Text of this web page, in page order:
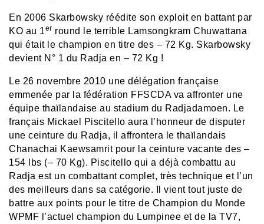
En 2006 Skarbowsky réédite son exploit en battant par
KO au 1er round le terrible Lamsongkram Chuwattana
qui était le champion en titre des – 72 Kg. Skarbowsky
devient N° 1 du Radja en – 72 Kg !
Le 26 novembre 2010 une délégation française
emmenée par la fédération FFSCDA va affronter une
équipe thaïlandaise au stadium du Radjadamoen. Le
français Mickael Piscitello aura l’honneur de disputer
une ceinture du Radja, il affrontera le thaïlandais
Chanachai Kaewsamrit pour la ceinture vacante des –
154 lbs (– 70 Kg). Piscitello qui a déjà combattu au
Radja est un combattant complet, très technique et l’un
des meilleurs dans sa catégorie. Il vient tout juste de
battre aux points pour le titre de Champion du Monde
WPMF l’actuel champion du Lumpinee et de la TV7,